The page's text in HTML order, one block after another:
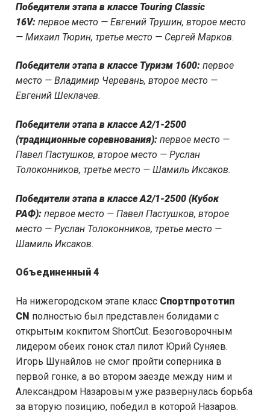
Победители этапа в классе Touring Classic
16V: первое место — Евгений Трушин, второе место
— Михаил Тюрин, третье место — Сергей Марков.
Победители этапа в классе Туризм 1600: первое
место — Владимир Черевань, второе место —
Евгений Шеклачев.
Победители этапа в классе А2/1-2500
(традиционные соревнования): первое место —
Павел Пастушков, второе место — Руслан
Толоконников, третье место — Шамиль Иксаков.
Победители этапа в классе А2/1-2500 (Кубок
РАФ): первое место — Павел Пастушков, второе
место — Руслан Толоконников, третье место —
Шамиль Иксаков.
Объединенный 4
На нижегородском этапе класс Спортпрототип
CN полностью был представлен болидами с
открытым кокпитом ShortCut. Безоговорочным
лидером обеих гонок стал пилот Юрий Суняев.
Игорь Шунайлов не смог пройти соперника в
первой гонке, а во втором заезде между ним и
Александром Назаровым уже развернулась борьба
за вторую позицию, победил в которой Назаров.